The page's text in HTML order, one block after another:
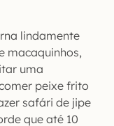
lindamente
macaquinhos,
uma
peixe frito
safári de jipe
que até 10